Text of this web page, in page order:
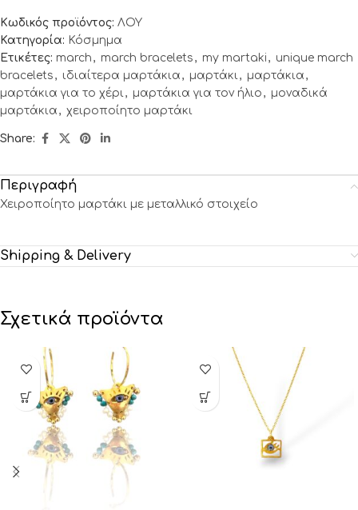
Κωδικός προϊόντος: ΛΟΥ
Κατηγορία: Κόσμημα
Ετικέτες: march , march bracelets , my martaki , unique march
bracelets , ιδιαίτερα μαρτάκια , μαρτάκι, μαρτάκια ,
μαρτάκια για το χέρι, μαρτάκια για τον ήλιο , μοναδικά
μαρτάκια , χειροποίητο μαρτάκι
Share:
Περιγραφή
Χειροποίητο μαρτάκι με μεταλλικό στοιχείο
Shipping & Delivery
Σχετικά προϊόντα